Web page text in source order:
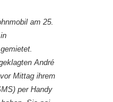
am 25.
André
Mittag ihrem
per Handy